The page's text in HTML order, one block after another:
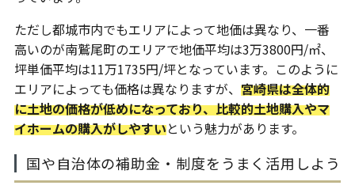
ただし都城市内でもエリアによって地価は異なり、一番
高いのが南鷲尾町のエリアで地価平均は3万3800円/㎡、
坪単価平均は11万1735円/坪となっています。このように
エリアによっても価格は異なりますが、 宮崎県は全体的
に土地の価格が低めになっており、比較的土地購入やマ
イホームの購入がしやすいという魅力があります。
国や自治体の補助金・制度をうまく活用しよう